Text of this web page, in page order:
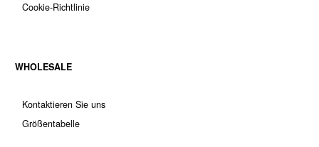
Cookie-Richtlinie
WHOLESALE
Kontaktieren Sie uns
Größentabelle